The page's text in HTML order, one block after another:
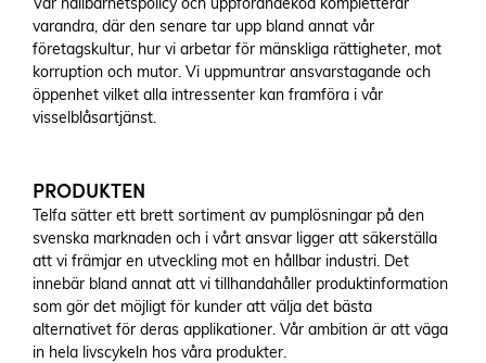
varandra, där den senare tar upp bland annat vår
företagskultur, hur vi arbetar för mänskliga rättigheter, mot
korruption och mutor. Vi uppmuntrar ansvarstagande och
öppenhet vilket alla intressenter kan framföra i vår
visselblåsartjänst.
PRODUKTEN
Telfa sätter ett brett sortiment av pumplösningar på den
svenska marknaden och i vårt ansvar ligger att säkerställa
att vi främjar en utveckling mot en hållbar industri. Det
innebär bland annat att vi tillhandahåller produktinformation
som gör det möjligt för kunder att välja det bästa
alternativet för deras applikationer. Vår ambition är att väga
in hela livscykeln hos våra produkter.